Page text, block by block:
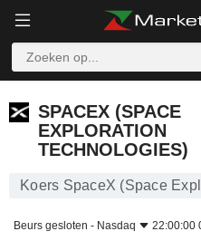
SPACEX (SPACE
EXPLORATION
TECHNOLOGIES)
Koers SpaceX (Space
Beurs gesloten - Nasdaq 22:00:00